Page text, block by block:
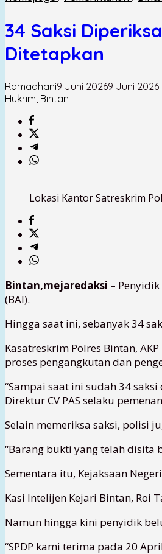
34 Saksi
Ditetapkan
Ramadhani9 Juni 20269 Juni 2026
Hukrim Bintan
Lokasi Kantor Satreskrim
Bintan,mejaredaksi –
(BAI).
Hingga saat ini, sebanyak 34
Kasatreskrim Polres Bintan,
proses pengangkutan dan
“Sampai saat ini sudah 34
Direktur CV PAS selaku
Selain memeriksa saksi, polisi
“Barang bukti yang telah disita
Sementara itu, Kejaksaan
Kasi Intelijen Kejari Bintan, Roi
Namun hingga kini penyidik
“SPDP kami terima pada 20